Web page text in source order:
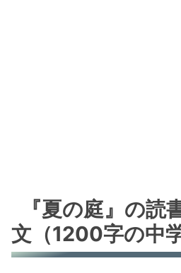
『夏の庭』の読
文（1200字の中